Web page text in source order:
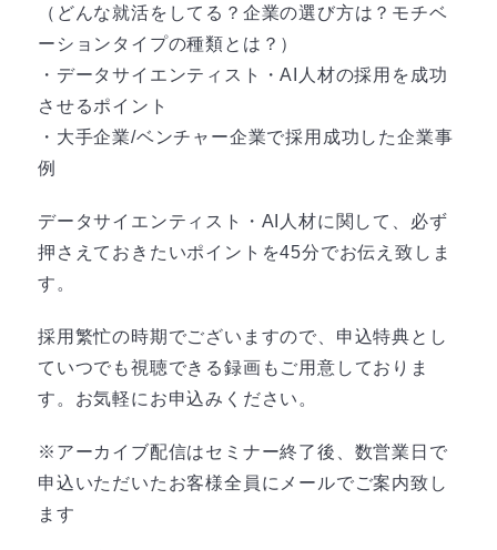
（どんな就活をしてる？企業の選び方は？モチベ
ーションタイプの種類とは？）
・データサイエンティスト・AI人材の採用を成功
させるポイント
・大手企業/ベンチャー企業で採用成功した企業事
例
データサイエンティスト・AI人材に関して、必ず
押さえておきたいポイントを45分でお伝え致しま
す。
採用繁忙の時期でございますので、申込特典とし
ていつでも視聴できる録画もご用意しておりま
す。お気軽にお申込みください。
※アーカイブ配信はセミナー終了後、数営業日で
申込いただいたお客様全員にメールでご案内致し
ます